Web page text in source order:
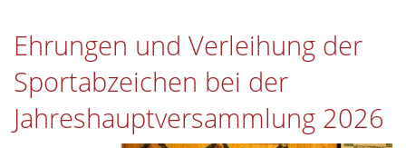
Ehrungen und Verleihung der
Sportabzeichen bei der
Jahreshauptversammlung 2026